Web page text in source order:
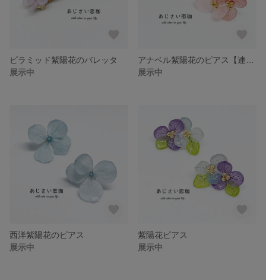
ピラミッド紫陽花のバレッタ
展示中
展示中
西洋紫陽花のピアス
展示中
紫陽花ピアス
展示中